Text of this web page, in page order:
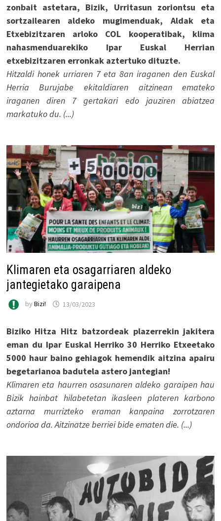
zonbait astetara, Bizik, Urritasun zoriontsu eta
sortzailearen aldeko mugimenduak, Aldak eta
Etxebizitzaren arloko COL kooperatibak, klima
nahasmenduarekiko Ipar Euskal Herrian
etxebizitzaren erronkak aztertuko dituzte.
Hitzaldi honek urriaren 7 eta 8an iraganen den Euskal
Herria Burujabe ekitaldiaren aitzinean emateko
iraganen diren 7 gertakari edo jauziren abiatzea
markatuko du. (...)
Klimaren eta osagarriaren aldeko
jantegietako garaipena
by Bizi! 13/03/2023
Biziko Hitza Hitz batzordeak plazerrekin jakitera
eman du Ipar Euskal Herriko 30 Herriko Etxeetako
5000 haur baino gehiagok hemendik aitzina apairu
begetarianoa badutela astero jantegian!
Klimaren eta haurren osasunaren aldeko garaipen hau
Bizik hainbat hilabetetan ikasleen plateren karbono
aztarna murrizteko eraman kanpaina zorrotzaren
ondorioa da. Aitzinatze berriei bide ematen die. (...)